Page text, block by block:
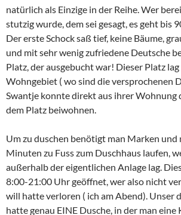
natürlich als Einzige in der Reihe. Wer
stutzig wurde, dem sei gesagt, es geht bis
Der erste Schock saß tief, keine Bäume,
und mit sehr wenig zufriedene Deutsche
Platz, der ausgebucht war! Dieser Platz
Wohngebiet ( wo sind die versprochenen
Swantje konnte direkt aus ihrer Wohnung
dem Platz beiwohnen.
Um zu duschen benötigt man Marken und
Minuten zu Fuss zum Duschhaus laufen,
außerhalb der eigentlichen Anlage lag.
8:00-21:00 Uhr geöffnet, wer also nicht
will hatte verloren ( ich am Abend). Unser
hatte genau EINE Dusche, in der man